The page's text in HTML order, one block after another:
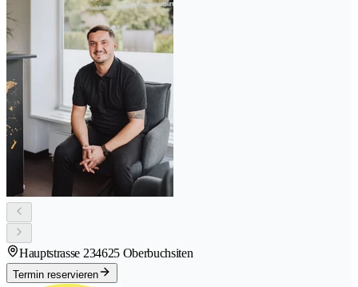
Hauptstrasse 234625 Oberbuchsiten
Termin reservieren